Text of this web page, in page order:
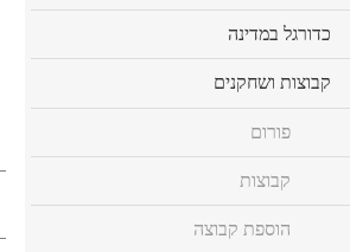
to
כדורגל במדינה
to
קבוצות ושחקנים
to
פורום
קבוצות
הוספת קבוצה